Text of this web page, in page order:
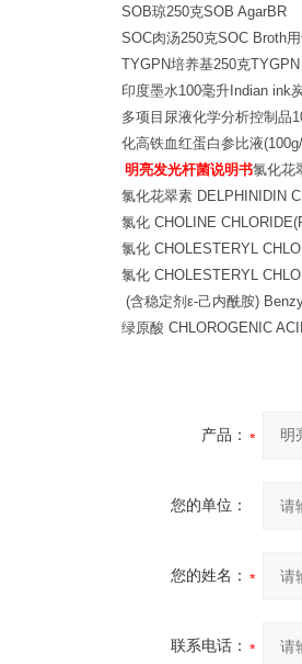
SOB琼250克SOB AgarBR
SOC肉汤250克SOC Broth
TYGPN培养基250克
印度墨水100毫升Indian ink
多项目尿液化学分析控制品
化高铁血红蛋白参比液
明亮发光杆菌说明书氯化花
氯化花翠素 DELPHINIDIN
氯化 CHOLINE
氯化 CHOLESTERYL
氯化 CHOLESTERYL
(含稳定剂ε-己内酰胺)
绿原酸 CHLOROGENIC
产品：
您的单位：
您的姓名：
联系电话：